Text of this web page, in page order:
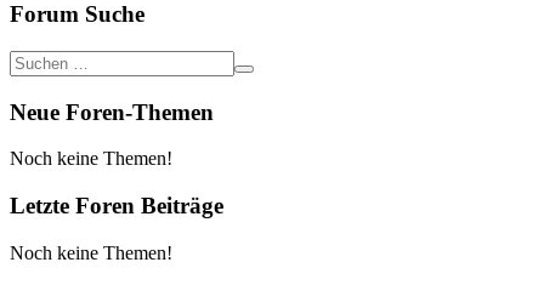
Forum Suche
Neue Foren-Themen
Noch keine Themen!
Letzte Foren Beiträge
Noch keine Themen!